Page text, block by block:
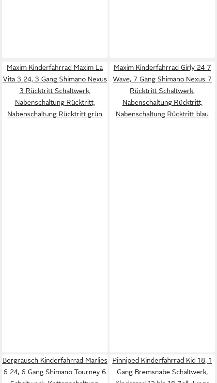
Maxim Kinderfahrrad Maxim La
Vita 3 24, 3 Gang Shimano Nexus
3 Rücktritt Schaltwerk,
Nabenschaltung Rücktritt,
Nabenschaltung Rücktritt grün
Maxim Kinderfahrrad Girly 24 7
Wave, 7 Gang Shimano Nexus 7
Rücktritt Schaltwerk,
Nabenschaltung Rücktritt,
Nabenschaltung Rücktritt blau
Bergrausch Kinderfahrrad Marlies
6 24, 6 Gang Shimano Tourney 6
Pinniped Kinderfahrrad Kid 18, 1
Gang Bremsnabe Schaltwerk,